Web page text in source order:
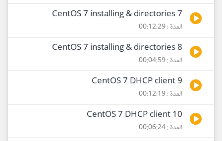
7 CentOS 7 installing & directories
المدة : 00:12:29
8 CentOS 7 installing & directories
المدة : 00:04:59
9 CentOS 7 DHCP client
المدة : 00:12:19
10 CentOS 7 DHCP client
المدة : 00:06:24